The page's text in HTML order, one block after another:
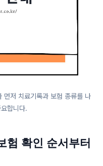
먼저 치료기록과 보험 종류를 나
합니다.
험 확인 순서부터